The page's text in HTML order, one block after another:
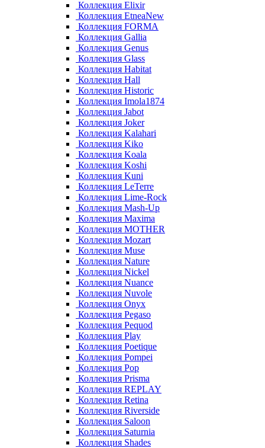
Коллекция Elixir
Коллекция EtneaNew
Коллекция FORMA
Коллекция Gallia
Коллекция Genus
Коллекция Glass
Коллекция Habitat
Коллекция Hall
Коллекция Historic
Коллекция Imola1874
Коллекция Jabot
Коллекция Joker
Коллекция Kalahari
Коллекция Kiko
Коллекция Koala
Коллекция Koshi
Коллекция Kuni
Коллекция LeTerre
Коллекция Lime-Rock
Коллекция Mash-Up
Коллекция Maxima
Коллекция MOTHER
Коллекция Mozart
Коллекция Muse
Коллекция Nature
Коллекция Nickel
Коллекция Nuance
Коллекция Nuvole
Коллекция Onyx
Коллекция Pegaso
Коллекция Pequod
Коллекция Play
Коллекция Poetique
Коллекция Pompei
Коллекция Pop
Коллекция Prisma
Коллекция REPLAY
Коллекция Retina
Коллекция Riverside
Коллекция Saloon
Коллекция Saturnia
Коллекция Shades